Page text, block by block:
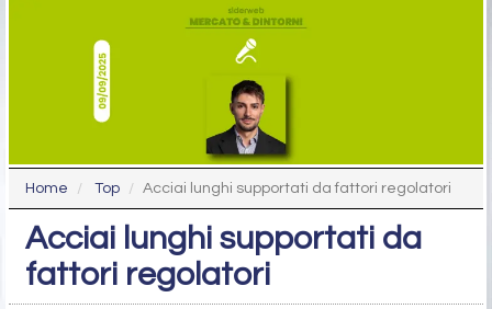
Home Top Acciai lunghi supportati da fattori regolatori
Acciai lunghi supportati da
fattori regolatori